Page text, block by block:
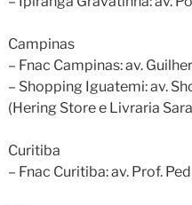
Campinas
– Fnac Campinas: av.
– Shopping Iguatemi: av.
(Hering Store e Livraria
Curitiba
– Fnac Curitiba: av. Prof.